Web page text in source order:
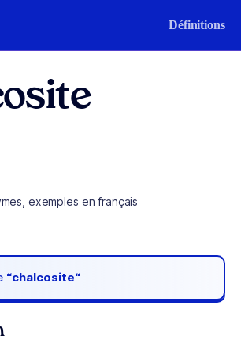
Définitions
exemples en français
“chalcosite“